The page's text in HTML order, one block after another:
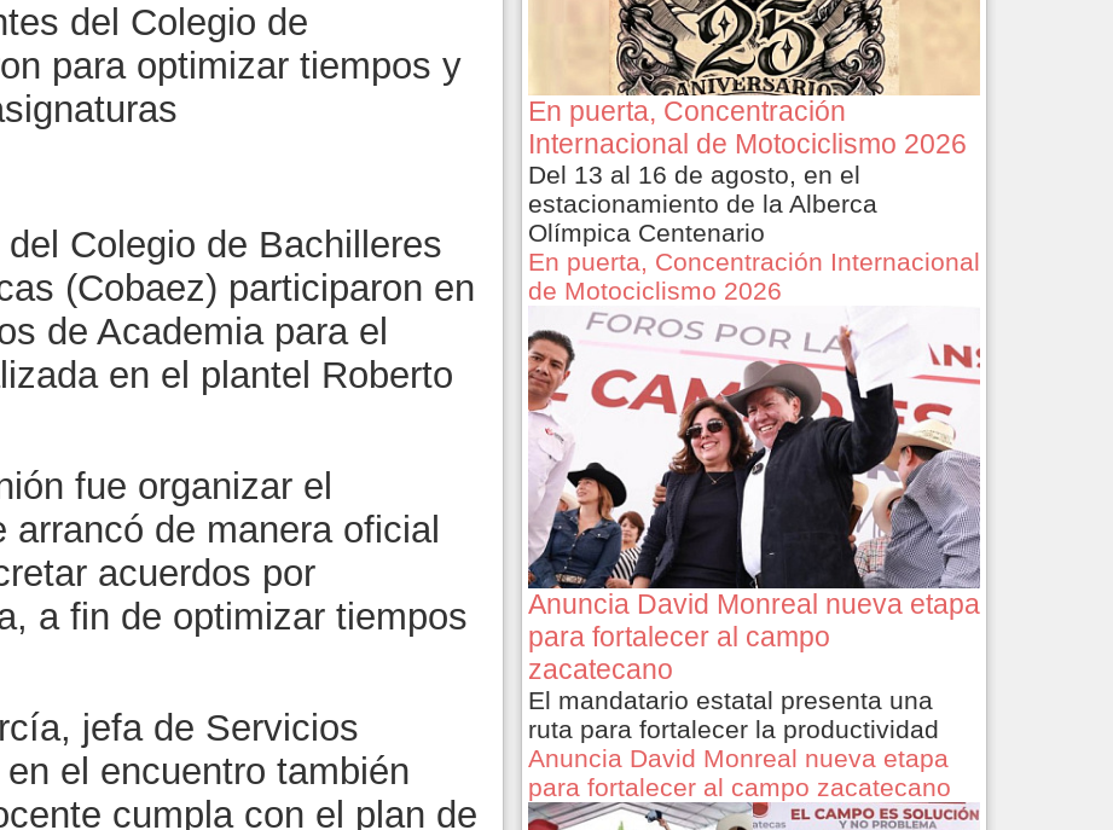
del Colegio de
para optimizar tiempos y
Colegio de Bachilleres
(Cobaez) participaron en
de Academia para el
en el plantel Roberto
fue organizar el
de manera oficial
acuerdos por
a fin de optimizar tiempos
jefa de Servicios
el encuentro también
cumpla con el plan de
En puerta, Concentración
Internacional de Motociclismo 2026
Del 13 al 16 de agosto, en el
estacionamiento de la Alberca
Olímpica Centenario
En puerta, Concentración Internacional
de Motociclismo 2026
Anuncia David Monreal nueva etapa
para fortalecer al campo
zacatecano
El mandatario estatal presenta una
ruta para fortalecer la productividad
Anuncia David Monreal nueva etapa
para fortalecer al campo zacatecano